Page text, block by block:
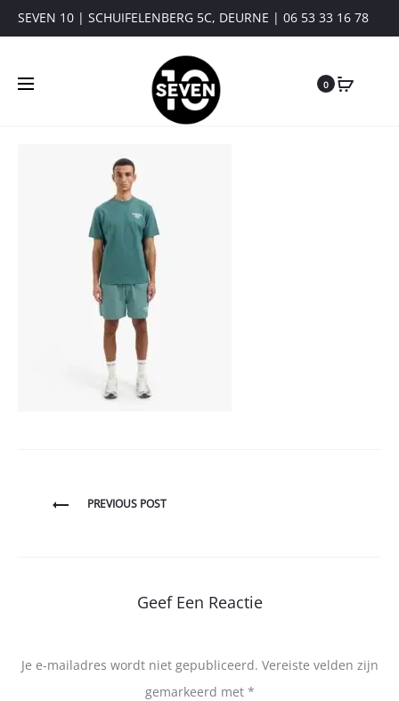
SEVEN 10 | SCHUIFELENBERG 5C, DEURNE | 06 53 33 16 78
0
BerichtPREVIOUS POST
Geef Een Reactie
Je e-mailadres wordt niet gepubliceerd. Vereiste velden zijn
gemarkeerd met *